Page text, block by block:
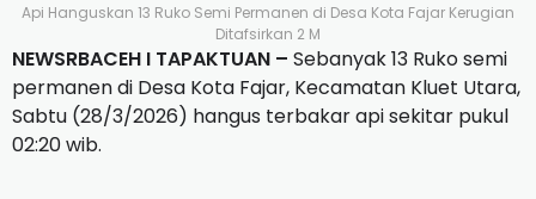
Api Hanguskan 13 Ruko Semi Permanen di Desa Kota Fajar Kerugian
Ditafsirkan 2 M
NEWSRBACEH I TAPAKTUAN – Sebanyak 13 Ruko semi
permanen di Desa Kota Fajar, Kecamatan Kluet Utara,
Sabtu (28/3/2026) hangus terbakar api sekitar pukul
02:20 wib.